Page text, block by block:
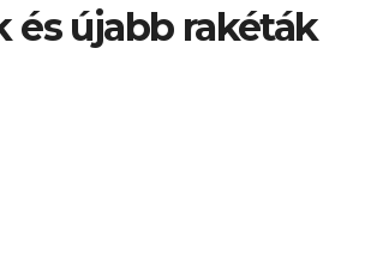
és újabb rakéták